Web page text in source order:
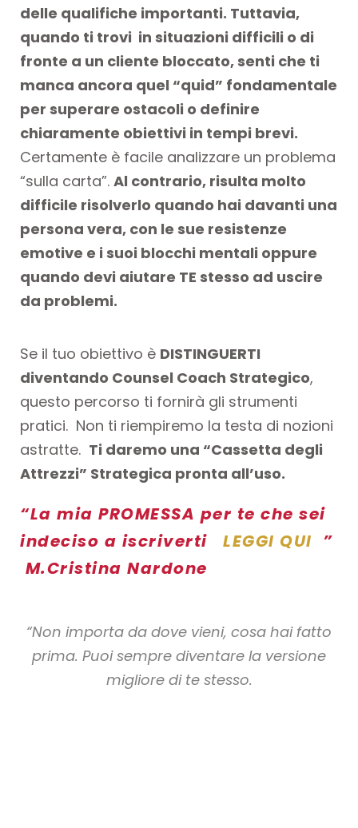
delle qualifiche importanti. Tuttavia,
quando ti trovi in situazioni difficili o di
fronte a un cliente bloccato, senti che ti
manca ancora quel “quid” fondamentale
per superare ostacoli o definire
chiaramente obiettivi in tempi brevi.
Certamente è facile analizzare un problema
“sulla carta”. Al contrario, risulta molto
difficile risolverlo quando hai davanti una
persona vera, con le sue resistenze
emotive e i suoi blocchi mentali oppure
quando devi aiutare TE stesso ad uscire
da problemi.
Se il tuo obiettivo è DISTINGUERTI
diventando Counsel Coach Strategico,
questo percorso ti fornirà gli strumenti
pratici. Non ti riempiremo la testa di nozioni
astratte. Ti daremo una “Cassetta degli
Attrezzi” Strategica pronta all’uso.
“La mia PROMESSA per te che sei
indeciso a iscriverti LEGGI QUI ”
M.Cristina Nardone
“Non importa da dove vieni, cosa hai fatto
prima. Puoi sempre diventare la versione
migliore di te stesso.